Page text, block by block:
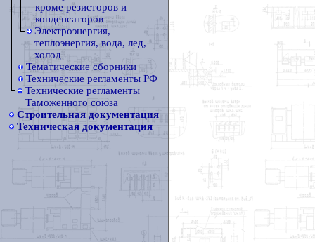
кроме резисторов и
конденсаторов
Электроэнергия,
теплоэнергия, вода, лед,
холод
Тематические сборники
Технические регламенты РФ
Технические регламенты
Таможенного союза
Строительная документация
Техническая документация